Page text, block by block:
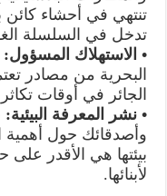
تنتهي في أحشاء كائن
تدخل في السلسلة
• الاستهلاك المسؤول:
البحرية من مصادر
الجائر في أوقات
• نشر المعرفة البيئية:
وأصدقائك حول أهمية
بيئتها هي الأقدر
لأبنائها.